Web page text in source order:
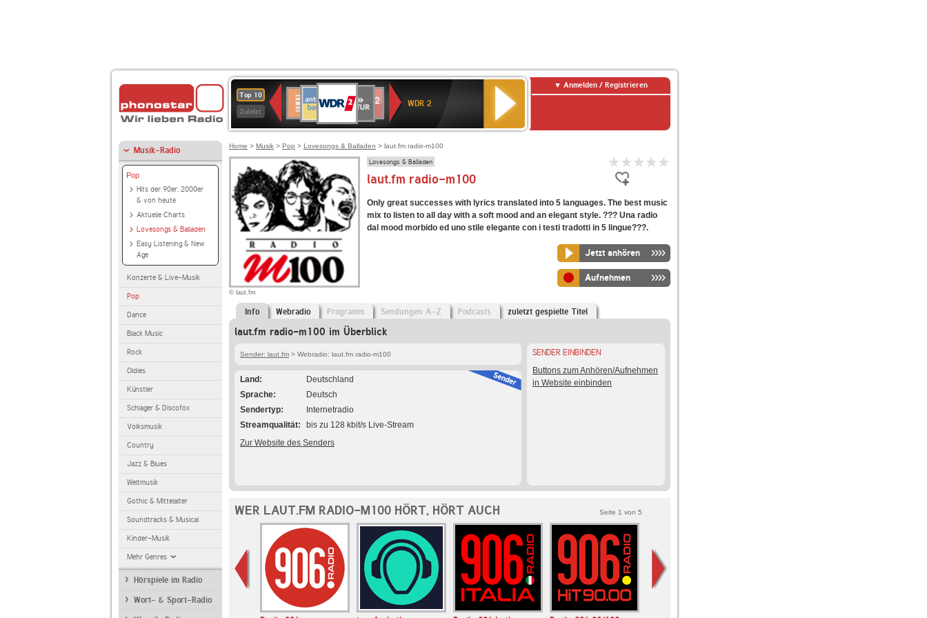
Top 10
Zuletzt
Deutschlandfunk
90er
OLDIE
ANTENNE
4
KLASSIK
Deutschlandfunk
KulturBAYERN
2
Kultur
NDR
2
WDR 2
Anmelden / Registrieren
Musik-Radio
Pop
Hits der 90er, 2000er
& von heute
Aktuelle Charts
Lovesongs & Balladen
Easy Listening & New
Age
Konzerte & Live-Musik
Pop
Dance
Black Music
Rock
Oldies
Künstler
Schlager & Discofox
Volksmusik
Country
Jazz & Blues
Weltmusik
Gothic & Mittelalter
Soundtracks & Musical
Kinder-Musik
Mehr Genres
Hörspiele im Radio
Wort- & Sport-Radio
Home > Musik > Pop > Lovesongs & Balladen > laut.fm radio-m100
© laut.fm
Lovesongs & Balladen
laut.fm radio-m100
Only great successes with lyrics translated into 5 languages. The best music
mix to listen to all day with a soft mood and an elegant style. ??? Una radio
dal mood morbido ed uno stile elegante con i testi tradotti in 5 lingue???.
Jetzt anhören
Aufnehmen
Info Webradio Programm Sendungen A-Z Podcasts zuletzt gespielte Titel
laut.fm radio-m100 im Überblick
Sender: laut.fm > Webradio: laut.fm radio-m100
Land
Deutschland
Sprache
Deutsch
Sendertyp
Internetradio
Streamqualität
bis zu 128 kbit/s Live-Stream
Zur Website des Senders
SENDER EINBINDEN
Buttons zum Anhören/Aufnehmen
in Website einbinden
WER LAUT.FM RADIO-M100 HÖRT, HÖRT AUCH Seite 1 von 5